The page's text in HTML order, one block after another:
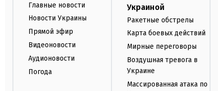
Главные новости
Новости Украины
Прямой эфир
Видеоновости
Аудионовости
Погода
Украиной
Ракетные обстрелы
Карта боевых действий
Мирные переговоры
Воздушная тревога в
Украине
Массированная атака по